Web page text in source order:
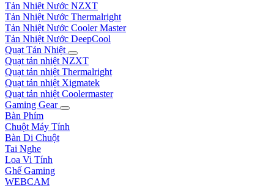
Tản Nhiệt Nước NZXT
Tản Nhiệt Nước Thermalright
Tản Nhiệt Nước Cooler Master
Tản Nhiệt Nước DeepCool
Quạt Tản Nhiệt
Quạt tản nhiệt NZXT
Quạt tản nhiệt Thermalright
Quạt tản nhiệt Xigmatek
Quạt tản nhiệt Coolermaster
Gaming Gear
Bàn Phím
Chuột Máy Tính
Bàn Di Chuột
Tai Nghe
Loa Vi Tính
Ghế Gaming
WEBCAM